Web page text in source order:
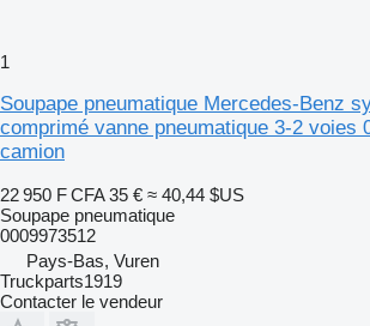
1
Soupape pneumatique Mercedes-Benz
comprimé vanne pneumatique 3-2 voies
camion
22 950 F CFA 35 € ≈ 40,44 $US
Soupape pneumatique
0009973512
Pays-Bas, Vuren
Truckparts1919
Contacter le vendeur